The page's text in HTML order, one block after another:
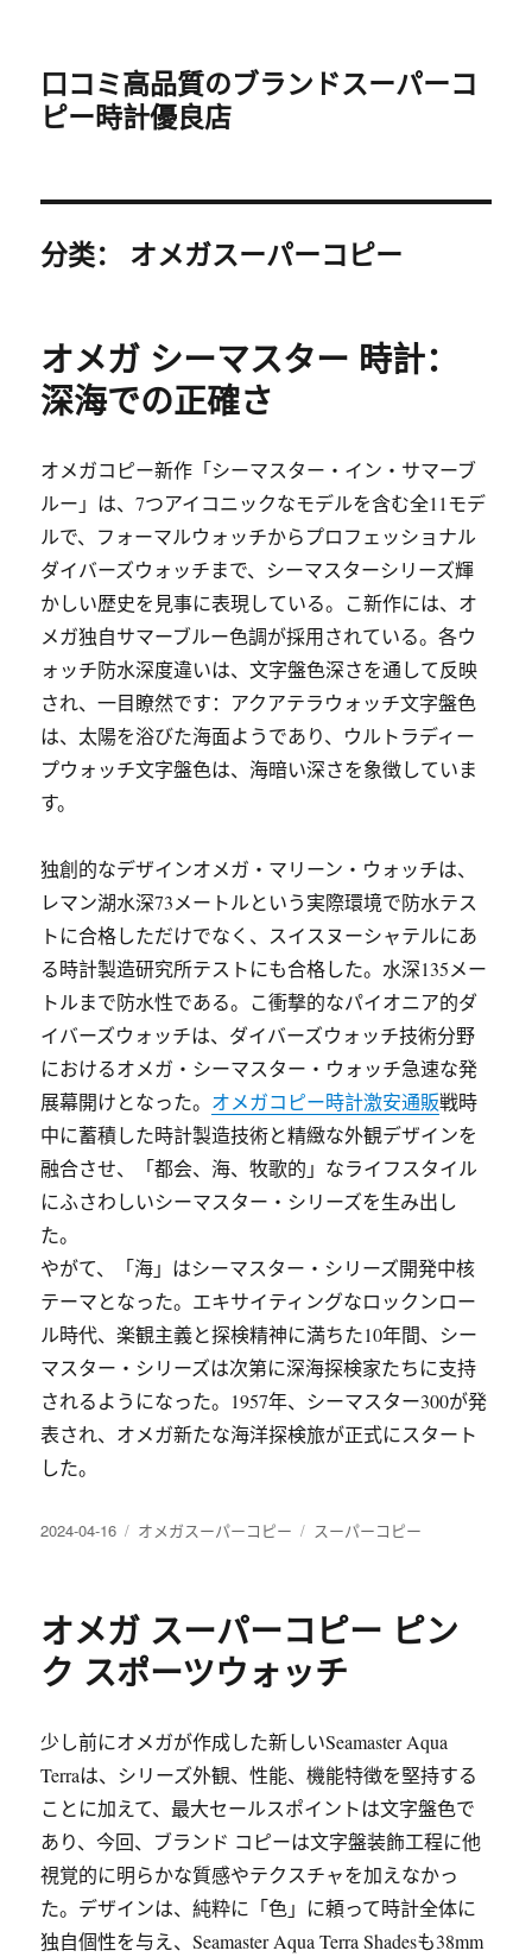
口コミ高品質のブランドスーパーコ
ピー時計優良店
分类： オメガスーパーコピー
オメガ シーマスター 時計：
深海での正確さ
オメガコピー新作「シーマスター・イン・サマーブ
ルー」は、7つアイコニックなモデルを含む全11モデ
ルで、フォーマルウォッチからプロフェッショナル
ダイバーズウォッチまで、シーマスターシリーズ輝
かしい歴史を見事に表現している。こ新作には、オ
メガ独自サマーブルー色調が採用されている。各ウ
ォッチ防水深度違いは、文字盤色深さを通して反映
され、一目瞭然です：アクアテラウォッチ文字盤色
は、太陽を浴びた海面ようであり、ウルトラディー
プウォッチ文字盤色は、海暗い深さを象徴していま
す。
独創的なデザインオメガ・マリーン・ウォッチは、
レマン湖水深73メートルという実際環境で防水テス
トに合格しただけでなく、スイスヌーシャテルにあ
る時計製造研究所テストにも合格した。水深135メー
トルまで防水性である。こ衝撃的なパイオニア的ダ
イバーズウォッチは、ダイバーズウォッチ技術分野
におけるオメガ・シーマスター・ウォッチ急速な発
展幕開けとなった。 オメガコピー時計激安通販戦時
中に蓄積した時計製造技術と精緻な外観デザインを
融合させ、「都会、海、牧歌的」なライフスタイル
にふさわしいシーマスター・シリーズを生み出し
た。
やがて、「海」はシーマスター・シリーズ開発中核
テーマとなった。エキサイティングなロックンロー
ル時代、楽観主義と探検精神に満ちた10年間、シー
マスター・シリーズは次第に深海探検家たちに支持
されるようになった。1957年、シーマスター300が発
表され、オメガ新たな海洋探検旅が正式にスタート
した。
发
2024-04-16
分
オメガスーパーコピー
标
スーパーコピー
オメガ スーパーコピー ピン
ク スポーツウォッチ
少し前にオメガが作成した新しいSeamaster Aqua
Terraは、シリーズ外観、性能、機能特徴を堅持する
ことに加えて、最大セールスポイントは文字盤色で
あり、今回、ブランド コピーは文字盤装飾工程に他
視覚的に明らかな質感やテクスチャを加えなかっ
た。デザインは、純粋に「色」に頼って時計全体に
独自個性を与え、Seamaster Aqua Terra Shadesも38mm